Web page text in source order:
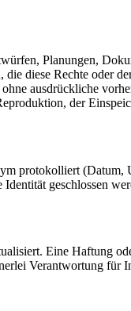
Planungen,
diese Rechte oder
ausdrückliche
der
protokolliert
geschlossen
Eine Haftung
Verantwortung